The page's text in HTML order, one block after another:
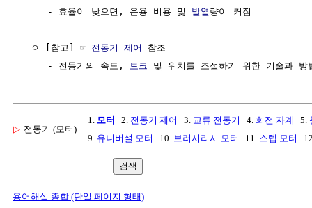
     - 효율이 낮으면, 운용 비용 및
발열 량이 커짐
  ㅇ [참고] ☞
전동기 제어
참조
     - 전동기의 속도,
토크
▷ 전동기 (모터)
1. 모터 2. 전동기 제어 3. 교류 전동기 4. 회전 자계 5.
9. 유니버설 모터 10. 브러시리시 모터 11. 스텝 모터
검색
용어해설 종합 (단일 페이지 형태)